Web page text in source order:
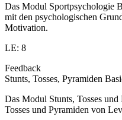
Das Modul Sportpsychologie
mit den psychologischen
Motivation.
LE: 8
Feedback
Stunts, Tosses, Pyramiden
Das Modul Stunts, Tosses
Tosses und Pyramiden von